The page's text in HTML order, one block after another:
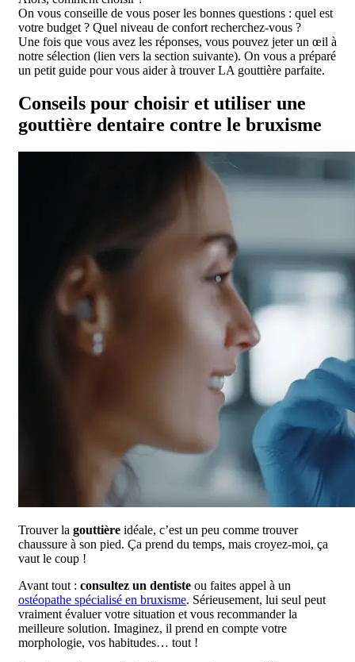
On vous conseille de vous poser les bonnes questions : quel est
votre budget ? Quel niveau de confort recherchez-vous ?
Une fois que vous avez les réponses, vous pouvez jeter un œil à
notre sélection (lien vers la section suivante). On vous a préparé
un petit guide pour vous aider à trouver LA gouttière parfaite.
Conseils pour choisir et utiliser une
gouttière dentaire contre le bruxisme
Trouver la gouttière idéale, c’est un peu comme trouver
chaussure à son pied. Ça prend du temps, mais croyez-moi, ça
vaut le coup !
Avant tout : consultez un dentiste ou faites appel à un
ostéopathe spécialisé en bruxisme. Sérieusement, lui seul peut
vraiment évaluer votre situation et vous recommander la
meilleure solution. Imaginez, il prend en compte votre
morphologie, vos habitudes… tout !